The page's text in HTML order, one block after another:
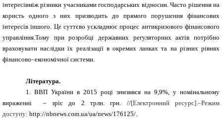
інтересівміж різники учасниками господарських відносин. Часто рішення на
користь одного з них призводить до прямого порушення фінансових
інтересів іншого. Це суттєво ускладнює процес антикризового фінансового
управління.Тому прирозробці державних регуляторних актів потрібно
враховувати наслідки їх реалізації в окремих ланках та на різних рівнях
фінансово–економічної системи.
Література.
1.
ВВП України в 2015 році знизився на 9,9%, у номінальному
вираженні – зріс до 2 трлн . грн. //[Електронний ресурс].–Режим
доступу: http://nbnews.com.ua/ua/news/176125/